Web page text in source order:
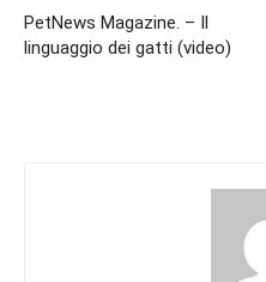
PetNews Magazine. – Il
linguaggio dei gatti (video)